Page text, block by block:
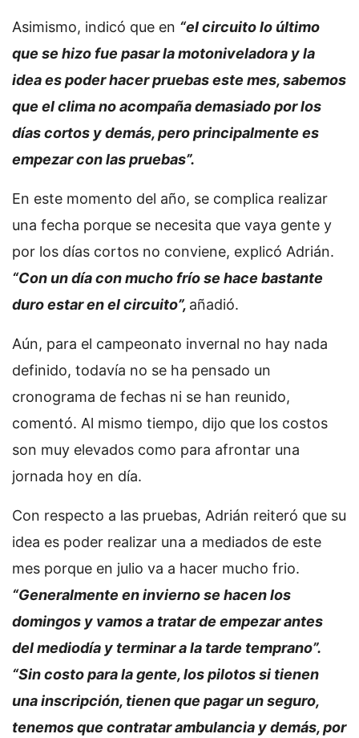
Asimismo, indicó que en “el circuito lo último
que se hizo fue pasar la motoniveladora y la
idea es poder hacer pruebas este mes, sabemos
que el clima no acompaña demasiado por los
días cortos y demás, pero principalmente es
empezar con las pruebas”.
En este momento del año, se complica realizar
una fecha porque se necesita que vaya gente y
por los días cortos no conviene, explicó Adrián.
“Con un día con mucho frío se hace bastante
duro estar en el circuito”, añadió.
Aún, para el campeonato invernal no hay nada
definido, todavía no se ha pensado un
cronograma de fechas ni se han reunido,
comentó. Al mismo tiempo, dijo que los costos
son muy elevados como para afrontar una
jornada hoy en día.
Con respecto a las pruebas, Adrián reiteró que su
idea es poder realizar una a mediados de este
mes porque en julio va a hacer mucho frio.
“Generalmente en invierno se hacen los
domingos y vamos a tratar de empezar antes
del mediodía y terminar a la tarde temprano”.
“Sin costo para la gente, los pilotos si tienen
una inscripción, tienen que pagar un seguro,
tenemos que contratar ambulancia y demás, por